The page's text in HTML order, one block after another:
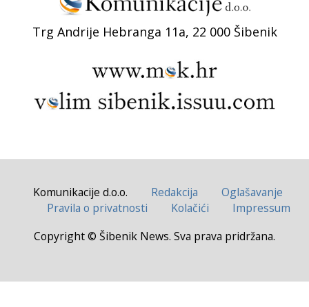
Trg Andrije Hebranga 11a, 22 000 Šibenik
Komunikacije d.o.o. Redakcija
Oglašavanje
Pravila o privatnosti
Kolačići
Impressum
Copyright © Šibenik News. Sva prava pridržana.